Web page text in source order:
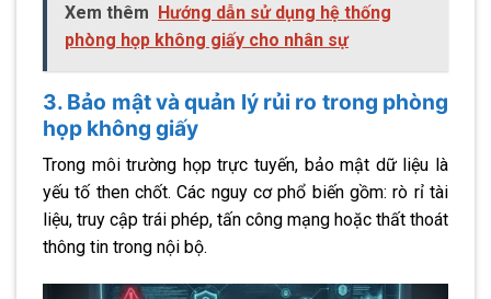
Xem thêm Hướng dẫn sử dụng hệ thống
phòng họp không giấy cho nhân sự
3. Bảo mật và quản lý rủi ro trong phòng
họp không giấy
Trong môi trường họp trực tuyến, bảo mật dữ liệu là
yếu tố then chốt. Các nguy cơ phổ biến gồm: rò rỉ tài
liệu, truy cập trái phép, tấn công mạng hoặc thất thoát
thông tin trong nội bộ.